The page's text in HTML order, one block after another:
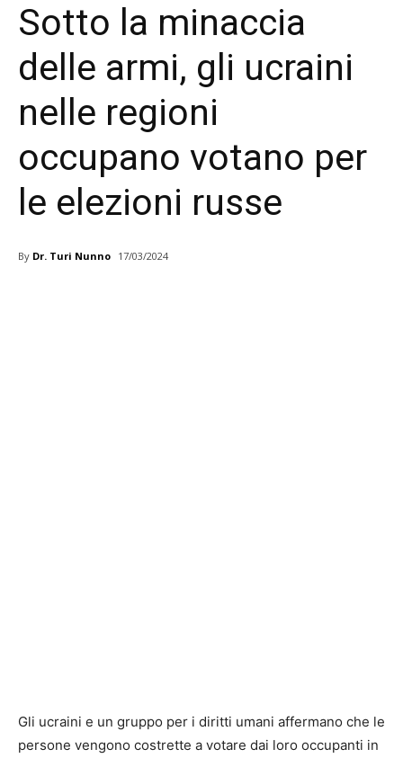
Sotto la minaccia
delle armi, gli ucraini
nelle regioni
occupano votano per
le elezioni russe
By Dr. Turi Nunno 17/03/2024
Gli ucraini e un gruppo per i diritti umani affermano che le
persone vengono costrette a votare dai loro occupanti in